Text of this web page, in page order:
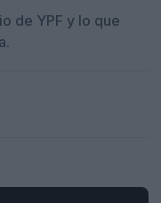
de YPF y lo que